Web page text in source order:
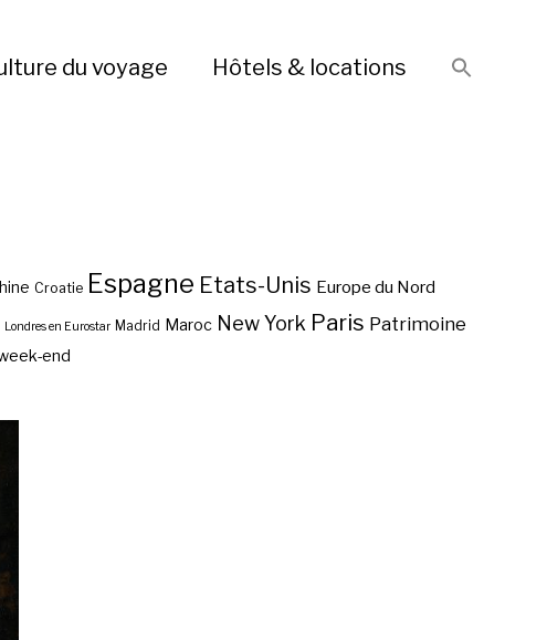
du voyage Hôtels & locations
Croatie Espagne Etats-Unis Europe du Nord
Londres en Eurostar Madrid Maroc New York Paris Patrimoine
end